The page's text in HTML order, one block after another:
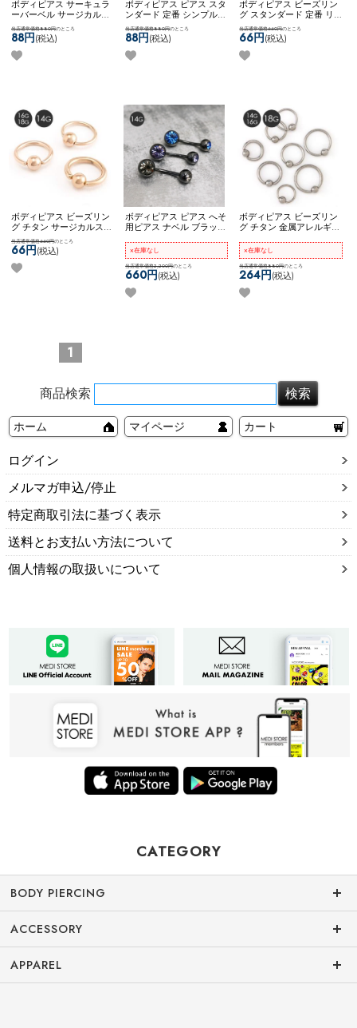
ボディピアス サーキュラ
ーバーベル サージカルス
テンレス 金属アレルギー
対応 14G 16G 18G シンプ
ル ネコポスOK
ーバーベル
当店通常価格880円のところ
88円(税込)
ボディピアス ピアス スタ
ンダード 定番 シンプル
かっこいい マット メンズ
ライク ビーズリング ネコ
ポスOK【MULL】 ブラッ
シュビーズリング
当店通常価格880円のところ
88円(税込)
ボディピアス ビーズリン
グ スタンダード 定番 リ
ングピアス シンプル ネコ
ポスOKキャプティブビー
ズリング
当店通常価格660円のところ
66円(税込)
ボディピアス ビーズリン
グ チタン サージカルステ
ンレス 金属アレルギー対
応 14G 16G 18G シンプル
可愛い ネコポスOK
ティブビーズリング (ロー
当店通常価格660円のところ
66円(税込)
ボディピアス ピアス へそ
用ピアス ナベル ブラック
イヤモンド フューシャ レ
ッド ピンク ネコポスOK
ダブルジュエルナベル (ブ
ラック)
×在庫なし
当店通常価格2,200円のところ
660円(税込)
ボディピアス ビーズリン
グ チタン 金属アレルギー
ル ネコポスOK
キャプティブビーズリン
グ
×在庫なし
当店通常価格880円のところ
264円(税込)
1
商品検索
ホーム マイページ カート
ログイン
メルマガ申込/停止
特定商取引法に基づく表示
送料とお支払い方法について
個人情報の取扱いについて
CATEGORY
BODY PIERCING
ACCESSORY
APPAREL